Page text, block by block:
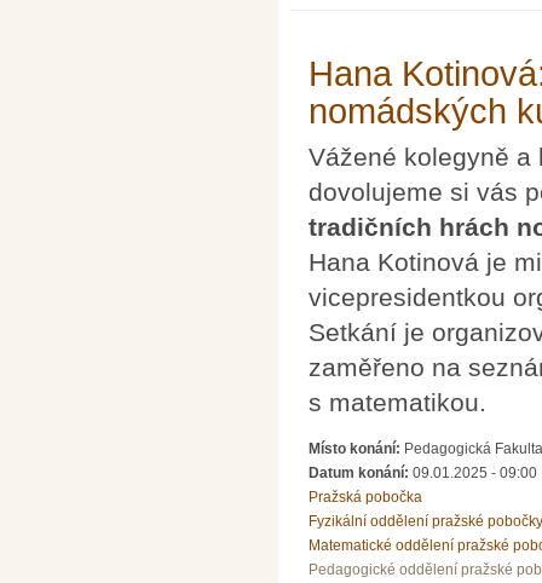
Hana
nomádských
Vážené kolegyně a
dovolujeme si vás
tradičních hrách
Hana Kotinová je
vicepresidentkou
Setkání je
zaměřeno na
s matematikou.
Místo konání: Pedagogická
Datum konání: 09.01.2025 - 09:00
Pražská pobočka
Fyzikální oddělení pražské pobočky
Matematické oddělení pražské
Pedagogické oddělení pražské